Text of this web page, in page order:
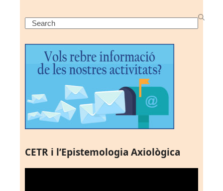
Search
CETR i l’Epistemologia Axiològica